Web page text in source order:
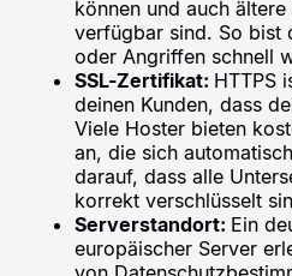
können und auch
verfügbar sind. So bist
oder Angriffen schnell
SSL-Zertifikat: HTTPS
deinen Kunden, dass
Viele Hoster bieten
an, die sich
darauf, dass alle
korrekt verschlüsselt
Serverstandort: Ein
europäischer Server